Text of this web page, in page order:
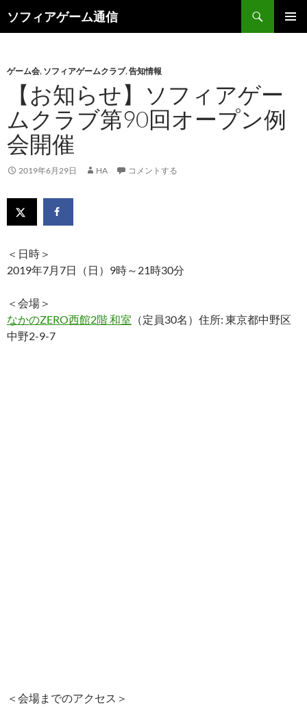
ソフィアゲーム通信
索
ン
ス
キ
ッ
プ
ゲーム会, ソフィアゲームクラブ,告知情報
【お知らせ】ソフィアゲー
ムクラブ第90回オープン例
会開催
2019年6月29日 HA コメントする
＜日時＞
2019年7月7日（日）9時～21時30分
＜会場＞
なかのZERO西館2階 和室 （定員30名）住所: 東京都中野区
中野2-9-7
＜会場までのアクセス＞